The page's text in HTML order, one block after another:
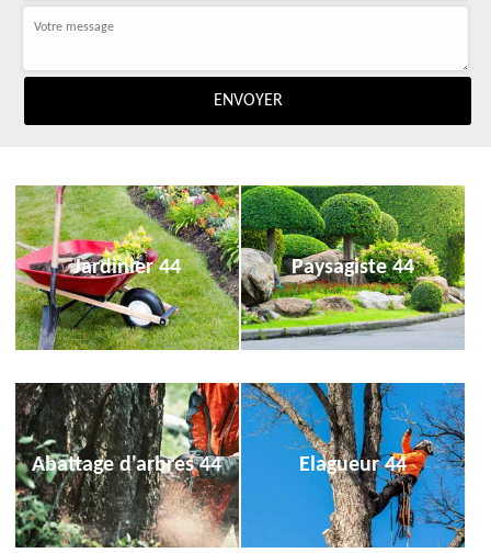
Jardinier 44 Paysagiste 44
Abattage d'arbres 44 Elagueur 44